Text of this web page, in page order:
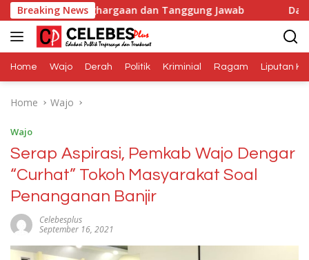
Skip
to
content
Breaking Newsdan Tanggung Jawab Dana Media
Home Wajo Derah Politik Kriminial Ragam Liputan
Home Wajo
Wajo
Serap Aspirasi, Pemkab Wajo Dengar
“Curhat” Tokoh Masyarakat Soal
Penanganan Banjir
Celebesplus
September 16, 2021